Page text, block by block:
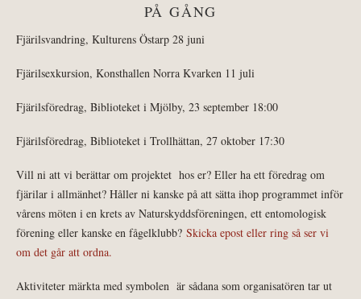
PÅ GÅNG
Fjärilsvandring, Kulturens Östarp 28 juni
Fjärilsexkursion, Konsthallen Norra Kvarken 11 juli
Fjärilsföredrag, Biblioteket i Mjölby, 23 september 18:00
Fjärilsföredrag, Biblioteket i Trollhättan, 27 oktober 17:30
Vill ni att vi berättar om projektet hos er? Eller ha ett föredrag om
fjärilar i allmänhet? Håller ni kanske på att sätta ihop programmet inför
vårens möten i en krets av Naturskyddsföreningen, ett entomologisk
förening eller kanske en fågelklubb? Skicka epost eller ring så ser vi
om det går att ordna.
Aktiviteter märkta med symbolen är sådana som organisatören tar ut